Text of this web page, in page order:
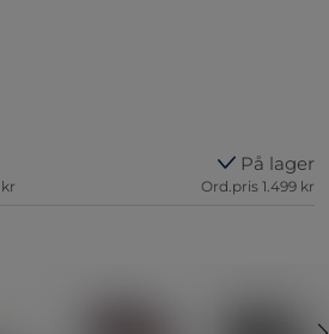
kr Ord.pris 1.499 kr
På lager